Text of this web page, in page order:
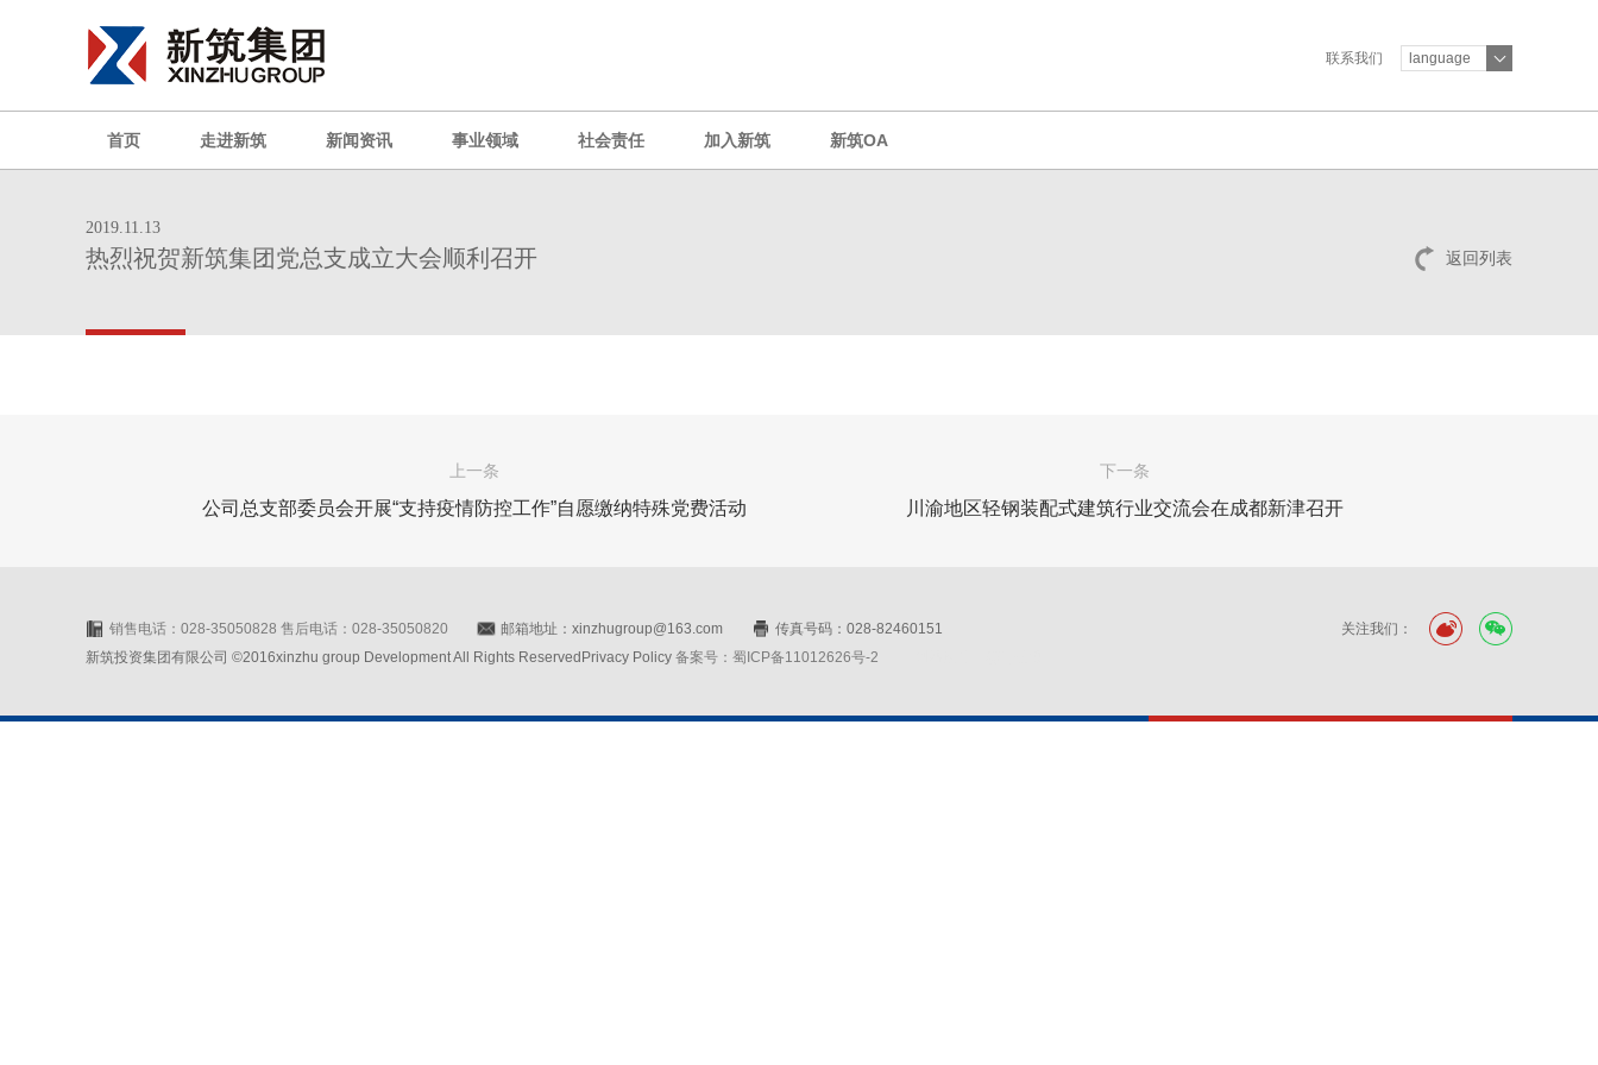
联系我们 language
首页 走进新筑 新闻资讯 事业领域 社会责任 加入新筑 新筑OA
返回列表
2019.11.13
热烈祝贺新筑集团党总支成立大会顺利召开
上一条
公司总支部委员会开展“支持疫情防控工作”自愿缴纳特殊党费活动
下一条
川渝地区轻钢装配式建筑行业交流会在成都新津召开
关注我们：
销售电话：028-35050828 售后电话：028-35050820 邮箱地址：xinzhugroup@163.com
传真号码：028-82460151
新筑投资集团有限公司 ©2016xinzhu group Development All Rights ReservedPrivacy Policy 备案号：蜀ICP备11012626号-2